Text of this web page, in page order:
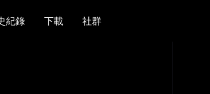
紀錄
下載
社群